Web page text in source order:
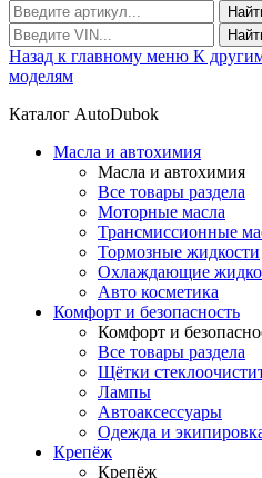
Назад к главному меню К
моделям
Каталог AutoDubok
Масла и автохимия
Масла и автохимия
Все товары раздела
Моторные масла
Трансмиссионные
Тормозные жидкости
Охлаждающие
Авто косметика
Комфорт и безопасность
Комфорт и
Все товары раздела
Щётки
Лампы
Автоаксессуары
Одежда и
Крепёж
Крепёж